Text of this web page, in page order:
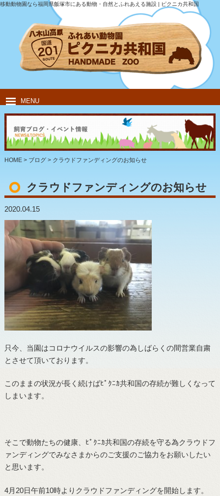
移動動物園なら福岡県飯塚市にある動物・自然とふれあえる施設 | ピクニカ共和国
MENU
HOME ピクニカ共和国について 動物紹介 移動動物園
飲食・キャンプ 団体のお客様
HOME> ブログ> クラウドファンディングのお知らせ
クラウドファンディングのお知らせ
2020.04.15
只今、当園はコロナウイルスの影響の為しばらくの間営業自粛
とさせて頂いております。
このままの状況が長く続けばﾋﾟｸﾆｶ共和国の存続が難しくなって
しまいます。
そこで動物たちの健康、ﾋﾟｸﾆｶ共和国の存続を守る為クラウドフ
ァンディングでみなさまからのご支援のご協力をお願いしたい
と思います。
4月20日午前10時よりクラウドファンディングを開始します。